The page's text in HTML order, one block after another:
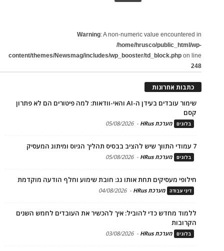
Warning: A non-numeric value encountered in
/home/hrusco/public_html/wp-
content/themes/Newsmag/includes/wp_booster/td_block.php on line
248
כתבות אחרונות
שימור עובדים בעידן ה-AI והאי-וודאות: למה פיטורים הם לא פתרון
קסם
בלוגים מערכת HRus -
05/08/2026
7 עמודי התווך שיש להציב בבסיס תהליך הגיוס ומיתוג המעסיק
בלוגים מערכת HRus -
05/08/2026
חילופי מעסיקים תחת אותו גג: חובת שימוע וחלף הודעה מוקדמת
דיני עבודה מערכת HRus -
04/08/2026
ללמוד מחדש כדי להוביל: איך להכשיר את העובדים לחמש השנים
הקרובות
בלוגים מערכת HRus -
03/08/2026